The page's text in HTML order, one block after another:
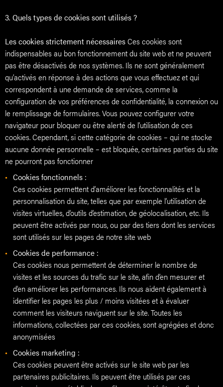
3. Quels types de cookies sont utilisés ?
Les cookies strictement nécessairesCes cookies sont
indispensables au bon fonctionnement du site web et ne peuvent
pas être désactivés de nos systèmes. Ils ne sont généralement
qu’activés en réponse à des actions que vous effectuez et qui
correspondent à une demande de services, comme la
configuration de vos préférences de confidentialité, la connexion ou
le remplissage de formulaires. Vous pouvez configurer votre
navigateur pour bloquer ou être alerté de l’utilisation de ces
cookies. Cependant, si cette catégorie de cookies – qui ne stocke
aucune donnée personnelle – est bloquée, certaines parties du site
ne pourront pas fonctionner
Cookies fonctionnels :
Ces cookies permettent d’améliorer les fonctionnalités et la
personnalisation du site, telles que par exemple l’utilisation de
visites virtuelles, d’outils d’estimation, de géolocalisation, etc. Ils
peuvent être activés par nous, ou par des tiers dont les services
sont utilisés sur les pages de notre site web
Cookies de performance :
Ces cookies nous permettent de déterminer le nombre de
visites et les sources du trafic sur le site, afin d’en mesurer et
d’en améliorer les performances. Ils nous aident également à
identifier les pages les plus / moins visitées et à évaluer
comment les visiteurs naviguent sur le site. Toutes les
informations, collectées par ces cookies, sont agrégées et donc
anonymisées
Cookies marketing :
Ces cookies peuvent être activés sur le site web par les
partenaires publicitaires. Ils peuvent être utilisés par ces